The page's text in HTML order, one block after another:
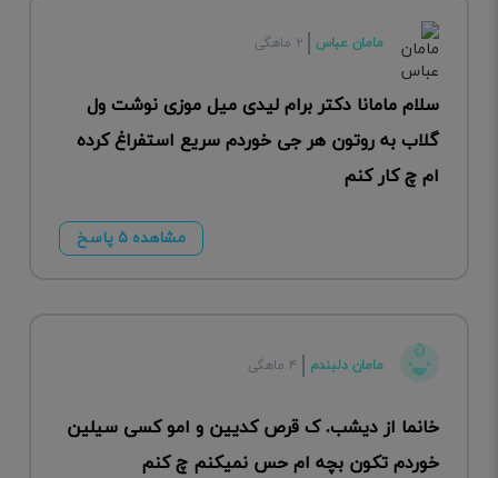
مامان عباس ۲ ماهگی
سلام مامانا دکتر برام لیدی میل موزی نوشت ول
گلاب به روتون هر جی خوردم سریع استفراغ کرده
ام چ کار کنم
مشاهده ۵ پاسخ
مامان دلبندم ۴ ماهگی
خانما از دیشب. ک قرص کدیین و امو کسی سیلین
خوردم تکون بچه ام حس نمیکنم چ کنم